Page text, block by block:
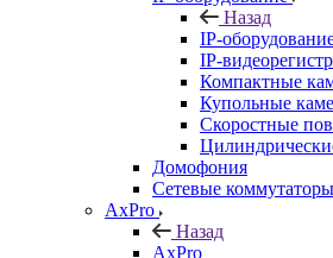
Назад
IP-
IP-
Компактные
Купольные
Скоростные
Домофония
Сетевые коммутаторы
AxPro
Назад
AxPro